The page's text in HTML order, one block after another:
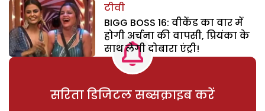
टीवी
BIGG BOSS 16: वीकेंड का वार में
होगी अर्चना की वापसी, प्रियंका के
साथ लेगी दोबारा एंट्री!
सरिता डिजिटल सब्सक्राइब करें